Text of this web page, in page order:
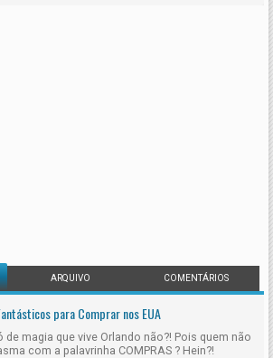
ARQUIVO COMENTÁRIOS
para Comprar nos EUA
de magia que vive Orlando não?! Pois quem não
com a palavrinha COMPRAS ? Hein?!